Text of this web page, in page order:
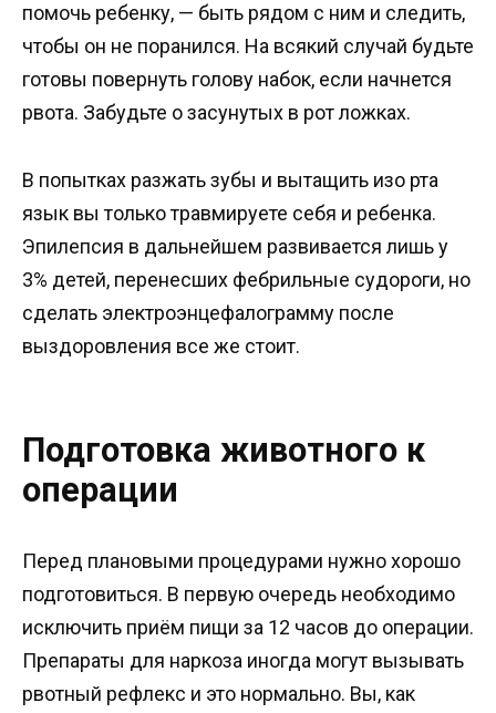
помочь ребенку, — быть рядом с ним и следить,
чтобы он не поранился. На всякий случай будьте
готовы повернуть голову набок, если начнется
рвота. Забудьте о засунутых в рот ложках.
В попытках разжать зубы и вытащить изо рта
язык вы только травмируете себя и ребенка.
Эпилепсия в дальнейшем развивается лишь у
3% детей, перенесших фебрильные судороги, но
сделать электроэнцефалограмму после
выздоровления все же стоит.
Подготовка животного к
операции
Перед плановыми процедурами нужно хорошо
подготовиться. В первую очередь необходимо
исключить приём пищи за 12 часов до операции.
Препараты для наркоза иногда могут вызывать
рвотный рефлекс и это нормально. Вы, как